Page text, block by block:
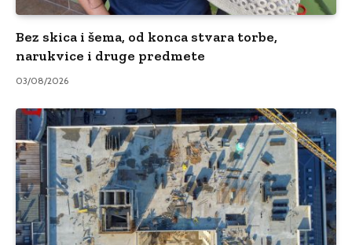
Bez skica i šema, od konca stvara torbe,
narukvice i druge predmete
03/08/2026